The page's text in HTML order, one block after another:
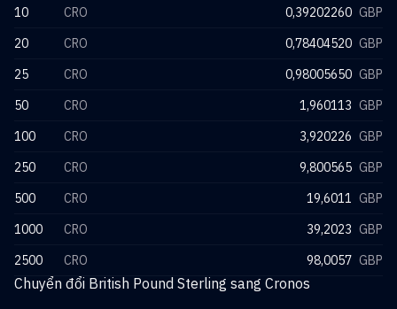
10
CRO 0,39202260 GBP
20
CRO 0,78404520 GBP
25
CRO 0,98005650 GBP
50
CRO 1,960113 GBP
100
CRO 3,920226 GBP
250
CRO 9,800565 GBP
500
CRO 19,6011 GBP
1000
CRO 39,2023 GBP
2500
CRO 98,0057 GBP
Chuyển đổi British Pound Sterling sang Cronos